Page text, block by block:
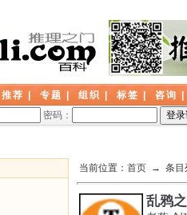
推荐 专题 组织 标签 咨询
密码：
当前位置： 首页 → 条目
乱鸦